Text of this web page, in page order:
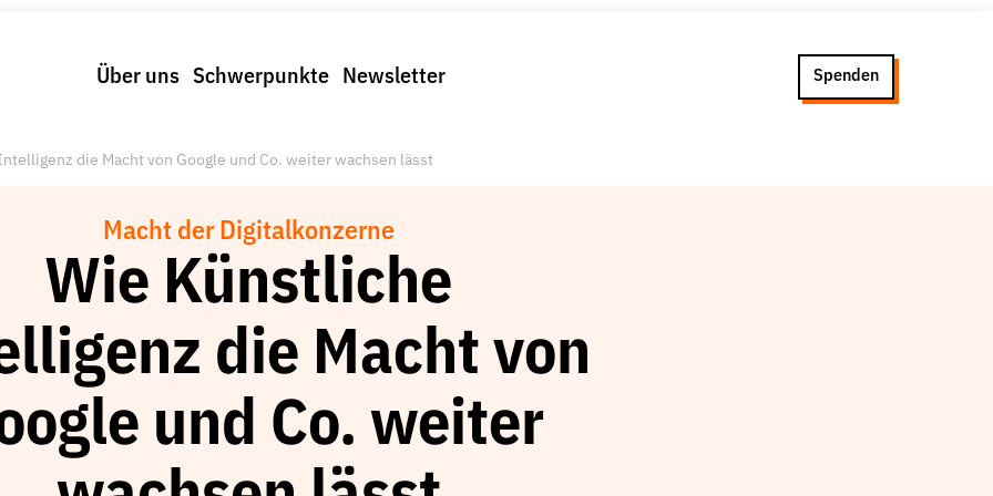
Über uns Schwerpunkte Newsletter Spenden
die Macht von Google und Co. weiter wachsen lässt
Macht der Digitalkonzerne
Wie Künstliche
die Macht von
und Co. weiter